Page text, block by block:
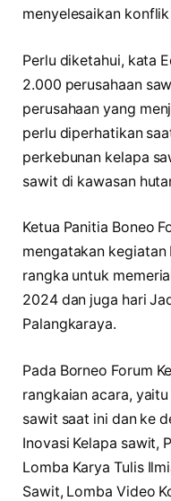
menyelesaikan
Perlu diketahui, kata
2.000 perusahaan
perusahaan yang
perlu diperhatikan
perkebunan kelapa
sawit di kawasan
Ketua Panitia Boneo
mengatakan kegiatan
rangka untuk
2024 dan juga hari
Palangkaraya.
Pada Borneo Forum
rangkaian acara,
sawit saat ini dan ke
Inovasi Kelapa sawit,
Lomba Karya Tulis
Sawit, Lomba Video